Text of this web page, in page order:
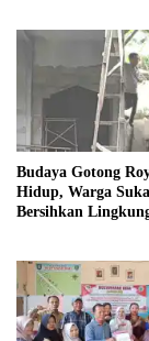
Budaya Gotong
Hidup, Warga
Bersihkan